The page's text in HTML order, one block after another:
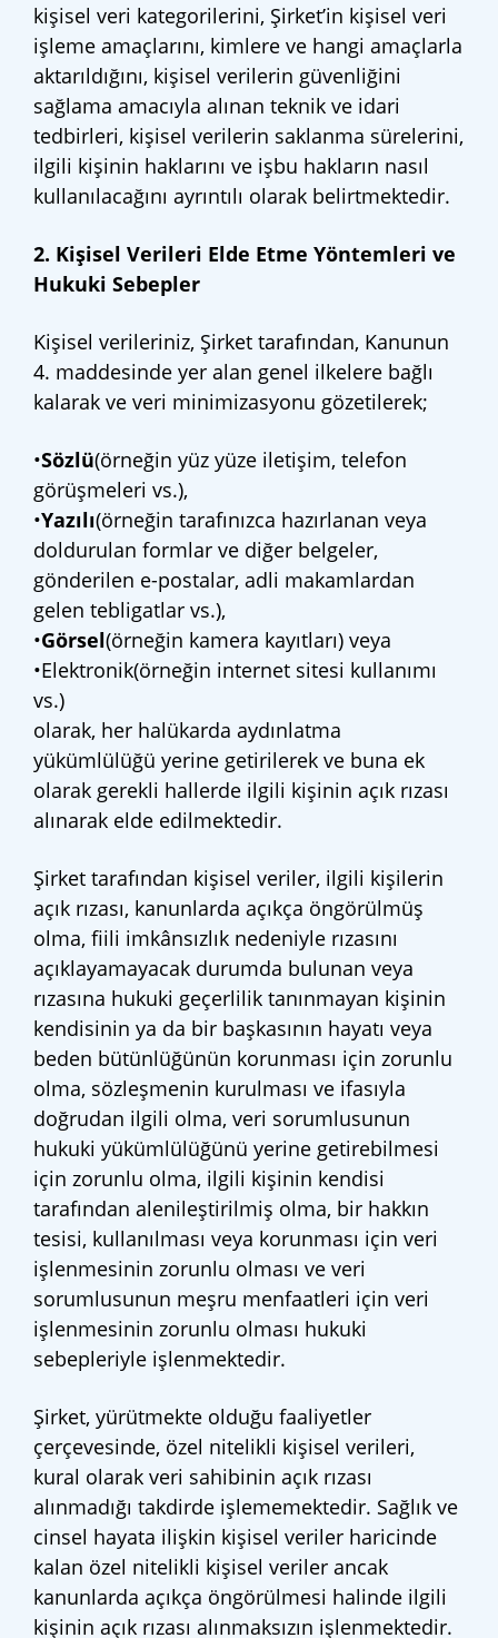
kişisel veri kategorilerini, Şirket’in kişisel veri
işleme amaçlarını, kimlere ve hangi amaçlarla
aktarıldığını, kişisel verilerin güvenliğini
sağlama amacıyla alınan teknik ve idari
tedbirleri, kişisel verilerin saklanma sürelerini,
ilgili kişinin haklarını ve işbu hakların nasıl
kullanılacağını ayrıntılı olarak belirtmektedir.
2. Kişisel Verileri Elde Etme Yöntemleri ve
Hukuki Sebepler
Kişisel verileriniz, Şirket tarafından, Kanunun
4. maddesinde yer alan genel ilkelere bağlı
kalarak ve veri minimizasyonu gözetilerek;
•Sözlü(örneğin yüz yüze iletişim, telefon
görüşmeleri vs.),
•Yazılı(örneğin tarafınızca hazırlanan veya
doldurulan formlar ve diğer belgeler,
gönderilen e-postalar, adli makamlardan
gelen tebligatlar vs.),
•Görsel(örneğin kamera kayıtları) veya
•Elektronik(örneğin internet sitesi kullanımı
vs.)
olarak, her halükarda aydınlatma
yükümlülüğü yerine getirilerek ve buna ek
olarak gerekli hallerde ilgili kişinin açık rızası
alınarak elde edilmektedir.
Şirket tarafından kişisel veriler, ilgili kişilerin
açık rızası, kanunlarda açıkça öngörülmüş
olma, fiili imkânsızlık nedeniyle rızasını
açıklayamayacak durumda bulunan veya
rızasına hukuki geçerlilik tanınmayan kişinin
kendisinin ya da bir başkasının hayatı veya
beden bütünlüğünün korunması için zorunlu
olma, sözleşmenin kurulması ve ifasıyla
doğrudan ilgili olma, veri sorumlusunun
hukuki yükümlülüğünü yerine getirebilmesi
için zorunlu olma, ilgili kişinin kendisi
tarafından alenileştirilmiş olma, bir hakkın
tesisi, kullanılması veya korunması için veri
işlenmesinin zorunlu olması ve veri
sorumlusunun meşru menfaatleri için veri
işlenmesinin zorunlu olması hukuki
sebepleriyle işlenmektedir.
Şirket, yürütmekte olduğu faaliyetler
çerçevesinde, özel nitelikli kişisel verileri,
kural olarak veri sahibinin açık rızası
alınmadığı takdirde işlememektedir. Sağlık ve
cinsel hayata ilişkin kişisel veriler haricinde
kalan özel nitelikli kişisel veriler ancak
kanunlarda açıkça öngörülmesi halinde ilgili
kişinin açık rızası alınmaksızın işlenmektedir.